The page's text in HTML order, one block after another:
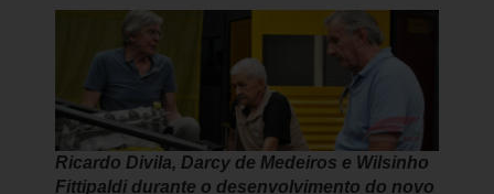
Ricardo Divila, Darcy de Medeiros e Wilsinho
Fittipaldi durante o desenvolvimento do novo